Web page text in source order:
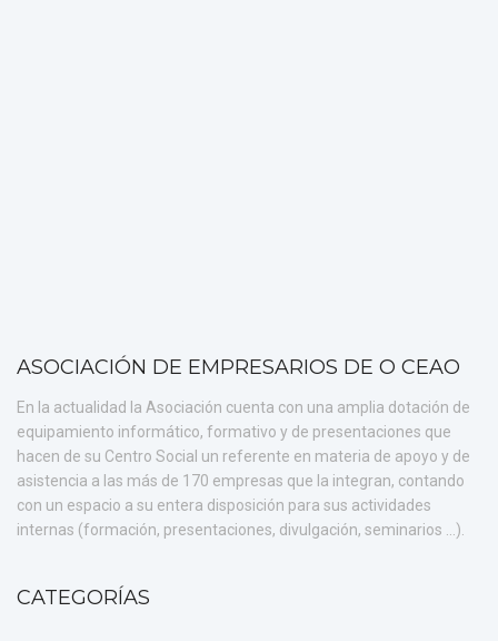
ASOCIACIÓN DE EMPRESARIOS DE O CEAO
En la actualidad la Asociación cuenta con una amplia dotación de
equipamiento informático, formativo y de presentaciones que
hacen de su Centro Social un referente en materia de apoyo y de
asistencia a las más de 170 empresas que la integran, contando
con un espacio a su entera disposición para sus actividades
internas (formación, presentaciones, divulgación, seminarios ...).
CATEGORÍAS